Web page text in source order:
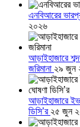
এনবিআরের
২০২৬
আড়াইহাজারে
জরিমানা ২৯ জুন
আড়াইহাজারে
ডিসি’র ২৫ জুন